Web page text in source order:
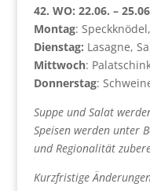
42. WO: 22.06. –
Montag:
Dienstag: Lasagne,
Mittwoch:
Donnerstag:
Suppe und Salat
Speisen werden unter
und Regionalität
Kurzfristige